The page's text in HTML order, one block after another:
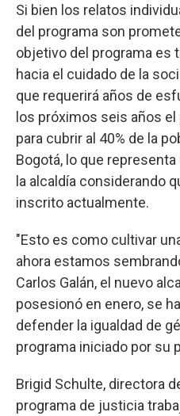
Si bien los relatos
del programa son
objetivo del programa es
hacia el cuidado de la
que requerirá años de
los próximos seis años
para cubrir al 40% de la
Bogotá, lo que
la alcaldía considerando
inscrito actualmente.
"Esto es como cultivar
ahora estamos
Carlos Galán, el nuevo
posesionó en enero, se
defender la igualdad de
programa iniciado por su
Brigid Schulte, directora
programa de justicia